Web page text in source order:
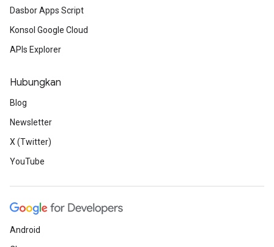
Dasbor Apps Script
Konsol Google Cloud
APIs Explorer
Hubungkan
Blog
Newsletter
X (Twitter)
YouTube
Android